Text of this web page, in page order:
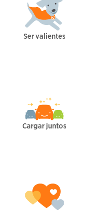
Ser valientes
Cargar juntos